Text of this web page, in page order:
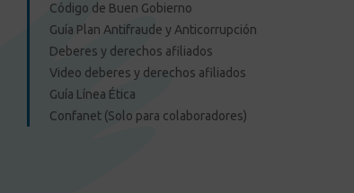
Código de Buen Gobierno
Guía Plan Antifraude y Anticorrupción
Deberes y derechos afiliados
Video deberes y derechos afiliados
Guía Línea Ética
Confanet (Solo para colaboradores)